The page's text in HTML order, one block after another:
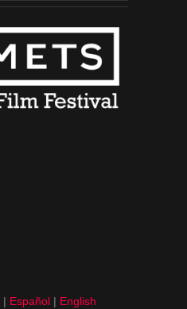
Español English